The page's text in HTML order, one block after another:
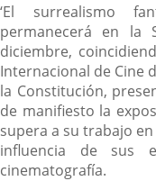
‘El surrealismo
permanecerá en la
diciembre,
Internacional de Cine
la Constitución,
de manifiesto la
supera a su trabajo
influencia de sus
cinematografía.